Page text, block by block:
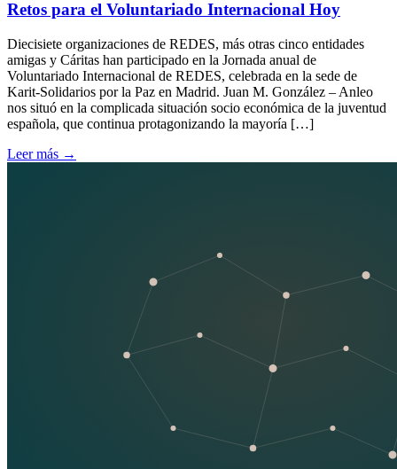
Retos para el Voluntariado Internacional Hoy
Diecisiete organizaciones de REDES, más otras cinco entidades
amigas y Cáritas han participado en la Jornada anual de
Voluntariado Internacional de REDES, celebrada en la sede de
Karit-Solidarios por la Paz en Madrid. Juan M. González – Anleo
nos situó en la complicada situación socio económica de la juventud
española, que continua protagonizando la mayoría […]
Leer más →